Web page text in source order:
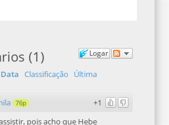
Logar
(1 )
Data Classificação
Última
+1
76p
pois acho que Hebe